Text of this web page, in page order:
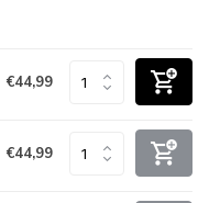
€44,99
€44,99